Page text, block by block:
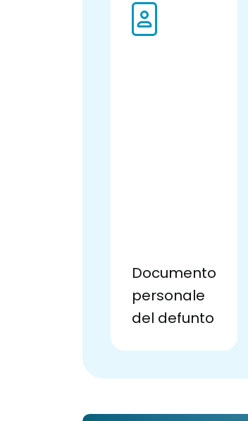
Documento
personale
del defunto